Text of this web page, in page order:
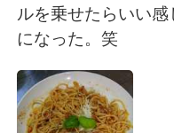
Deutsch
Indonesia
ルを乗せたらいい
になった。笑